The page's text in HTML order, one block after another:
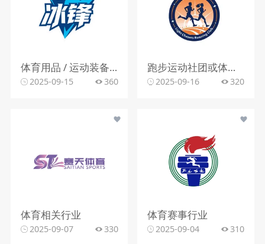
体育用品 / 运动装备行业
2025-09-15 360
跑步运动社团或体育活动组织行业
2025-09-16 320
体育相关行业
2025-09-07 330
体育赛事行业
2025-09-04 310